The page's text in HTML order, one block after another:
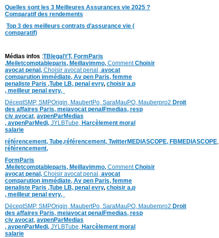
Quelles sont les 3 Meilleures Assurances vie 2025 ?
Comparatif des rendements
Top 3 des meilleurs contrats d’assurance vie (
comparatif)
Médias infos :TBlegalYT, FormParis
,Meiletcomptableparis, Meillavimmo, CommentChoisir
avocat penal, Choisir avocat penal, avocat
comparution immédiate, Av pen Paris, femme
penaliste Paris ,Tube LB, penal evry, choisir a.p
, meilleur penal evry,
DéceptSMP, SMPOrigin, MaubertPo, SaraMauPO, Mauberpro2 Droit
des affaires Paris, meiavocat penalFmedias, resp
civ avocat, avpenParMedias
, avpenParMedi, JYLBTube, Harcèlement moral
salarie
référencement, Tube,référencement, TwitterMEDIASCOPE, FBMEDIASCOPE
référencement,
FormParis
,Meiletcomptableparis, Meillavimmo, CommentChoisir
avocat penal, Choisir avocat penal, avocat
comparution immédiate, Av pen Paris, femme
penaliste Paris ,Tube LB, penal evry, choisir a.p
, meilleur penal evry,
DéceptSMP, SMPOrigin, MaubertPo, SaraMauPO, Mauberpro2 Droit
des affaires Paris, meiavocat penalFmedias, resp
civ avocat, avpenParMedias
, avpenParMedi, JYLBTube, Harcèlement moral
salarie